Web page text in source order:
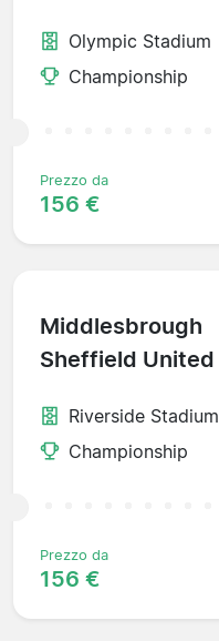
Olympic Stadium
Championship
Prezzo da
156 €
Middlesbrough
Sheffield United
Riverside Stadium
Championship
Prezzo da
156 €